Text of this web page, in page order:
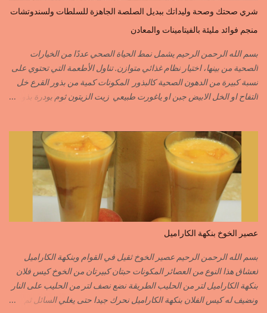
PIMENT PIQUANT,FORT. سكين جبير……………….GINGEMBRE
القرفة……………………..CANNELLE الكمون…………………….CUMIN الفلفلة
الابزار………………………POIVRE راس الحانوت …………. RASS EL HANOUT
C’EST L ...
شري صحتك وصحة وليداتك ببديل الصلصة الجاهزة للسلطات ولسندوتشات
منجم فوائد مليئة بالفيتامينات والمعادن
بسم الله الرحمن الرحيم يشمل نمط الحياة الصحي عددًا من الخيارات
الصحية من بينها، اختيار نظام غذائي متوازن. تناول الأطعمة التي تحتوي على
نسبة كبيرة من الدهون الصحية كالبذور المكونات كمية من بذور القرع خل
التفاح او الخل الابيض جبن او ياغورت طبيعي زيت الزيتون ثوم بودرة بذور
si=EjD0K3Lgs58txUgM
عصير الخوخ بنكهة الكاراميل
بسم الله الرحمن الرحيم عصير الخوخ ثقيل في القوام وبنكهة الكاراميل
لعشاق هذا النوع من العصائر المكونات حبتان كبيرتان من الخوخ كيس فلان
بنكهة الكاراميل لتر من الحليب الطريقة نضع نصف لتر من الحليب على النار
ونضيف له كيس الفلان بنكهة الكاراميل نحرك جيدا حتى يغلي السائل ثم